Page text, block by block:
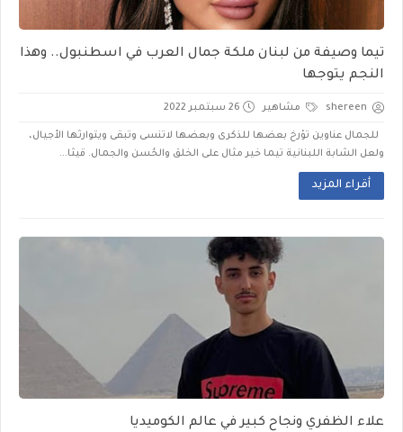
تيما وصيفة من لبنان ملكة جمال العرب في اسطنبول.. وهذا
النجم يتوجها
shereen مشاهير 26 سبتمبر 2022
للجمال عناوين تؤرخ بعضها للذكرى وبعضها لاتنسى وتبقى ويتوارثها الأجيال،
ولعل الشابة اللبنانية تيما خير مثال على الخلق والحُسن والجمال. قيثا...
أقراء المزيد
علاء الظفري ونجاح كبير في عالم الكوميديا